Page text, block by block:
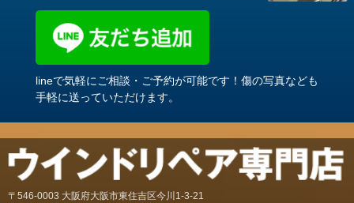
lineで気軽にご相談・ご予約が可能です！傷の写真なども
手軽に送っていただけます。
〒546-0003 大阪府大阪市東住吉区今川1-3-21